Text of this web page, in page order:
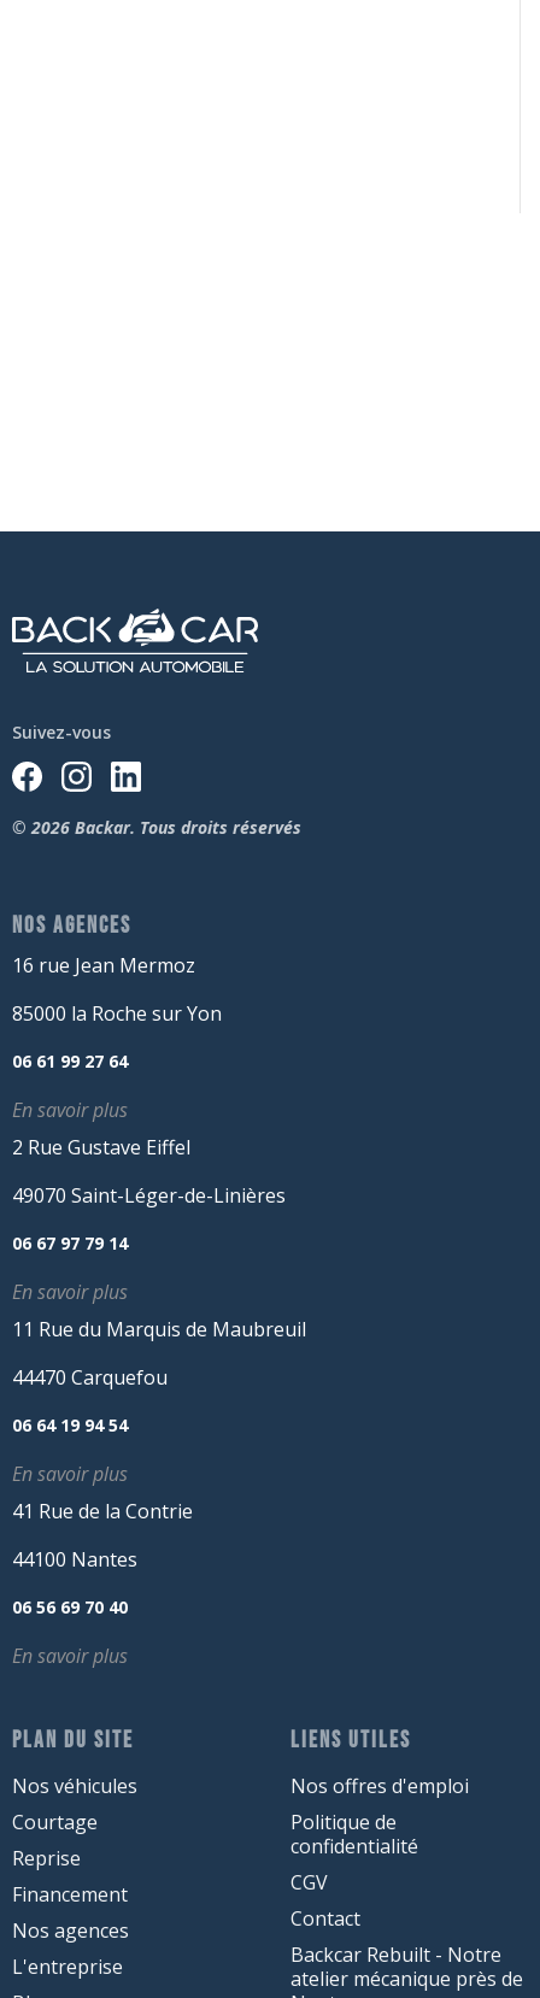
Suivez-vous
© 2026 Backar. Tous droits réservés
NOS AGENCES
16 rue Jean Mermoz
85000 la Roche sur Yon
06 61 99 27 64
En savoir plus
2 Rue Gustave Eiffel
49070 Saint-Léger-de-Linières
06 67 97 79 14
En savoir plus
11 Rue du Marquis de Maubreuil
44470 Carquefou
06 64 19 94 54
En savoir plus
41 Rue de la Contrie
44100 Nantes
06 56 69 70 40
En savoir plus
PLAN DU SITE
Nos véhicules
Courtage
Reprise
Financement
Nos agences
L'entreprise
LIENS UTILES
Nos offres d'emploi
Politique de
confidentialité
CGV
Contact
Backcar Rebuilt - Notre
atelier mécanique près de